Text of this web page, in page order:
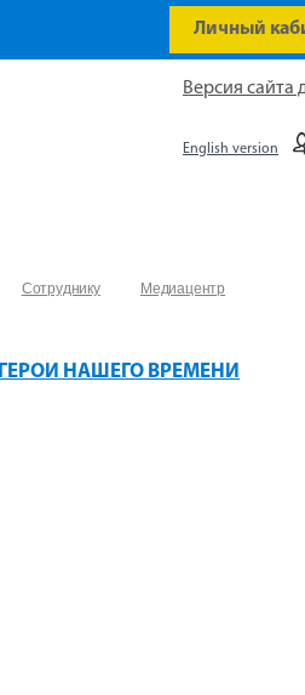
Личный
Сотруднику
Медиацентр
ГЕРОИ НАШЕГО ВРЕМЕНИ
Версия сайта
English version